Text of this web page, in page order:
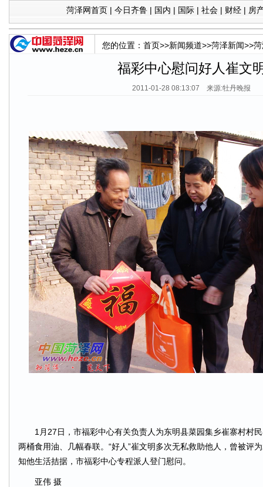
菏泽网首页 | 今日齐鲁 | 国内 | 国际 | 社会 | 财经 | 房
您的位置： 首页>>新闻频道>>菏泽新闻>>
福彩中心慰问好人崔文
2011-01-28 08:13:07 来源:牡丹晚报
1月27日，市福彩中心有关负责人为东明县菜园集乡崔寨村村民
两桶食用油、几幅春联。“好人”崔文明多次无私救助他人，曾被评
知他生活拮据，市福彩中心专程派人登门慰问。
亚伟 摄